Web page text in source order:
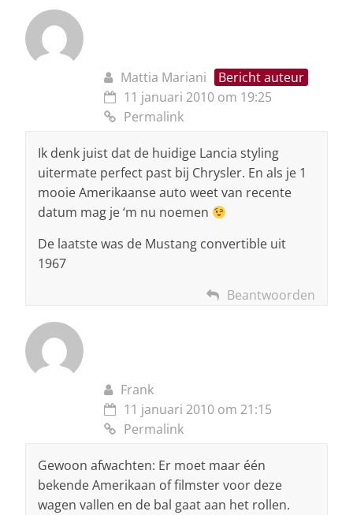
Mattia Mariani
Bericht auteur
11 januari 2010 om 19:25
Permalink
Ik denk juist dat de huidige Lancia styling
uitermate perfect past bij Chrysler. En als je 1
mooie Amerikaanse auto weet van recente
datum mag je ‘m nu noemen
De laatste was de Mustang convertible uit
1967
Beantwoorden
Frank
11 januari 2010 om 21:15
Permalink
Gewoon afwachten: Er moet maar één
bekende Amerikaan of filmster voor deze
wagen vallen en de bal gaat aan het rollen.